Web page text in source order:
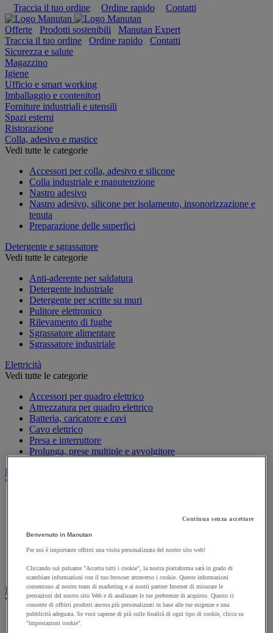
Traccia il tuo ordine
Ordine rapido Contatti
Offerte Prodotti sostenibili
Manutan Expert
Traccia il tuo ordine
Ordine rapido
Contatti
Sicurezza e salute
Magazzino
Igiene
Ufficio e smart working
Imballaggio e contenitori
Forniture industriali e utensili
Spazi esterni
Ristorazione
Colla, adesivo e mastice
Vedi tutte le categorie
Accessori per colla, adesivo e silicone
Colla industriale e manutenzione
Nastro adesivo
Nastro adesivo, silicone per isolamento, insonorizzazione e
tenuta
Preparazione delle superfici
Detergente e sgrassatore
Vedi tutte le categorie
Anti-aderente per saldatura
Detergente industriale
Detergente per scritte su muri
Pulitore elettronico
Rilevamento di fughe
Sgrassatore alimentare
Sgrassatore industriale
Elettricità
Vedi tutte le categorie
Accessori per quadro elettrico
Attrezzatura per quadro elettrico
Batteria, caricatore e cavi
Cavo elettrico
Presa e interruttore
Prolunga, prese multiple e avvolgitore
Illuminazione
Vedi tutte le categorie
Lampada portatile
Lampadina
Torcia
Ingrassaggio e lubrificazione
Vedi tutte le categorie
Anti-aderente
Continua senza accettare
Benvenuto in Manutan
Per noi è importante offrirti una visita personalizzata del nostro sito web!
Cliccando sul pulsante "Accetta tutti i cookie", la nostra piattaforma sarà in grado di
scambiare informazioni con il tuo browser attraverso i cookie. Queste informazioni
consentono al nostro team di marketing e ai nostri partner Internet di misurare le
prestazioni del nostro sito Web e di analizzare le tue preferenze di acquisto. Questo ci
consente di offrirti prodotti ancora più personalizzati in base alle tue esigenze e una
pubblicità adeguata. Se vuoi saperne di più sulle finalità di ogni tipo di cookie, clicca su
"impostazioni cookie".